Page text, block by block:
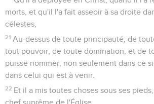
morts, et qu'il l'a fait asseoir à sa droite
célestes,
21 Au-dessus de toute principauté, de
tout pouvoir, de toute domination, et de
puisse nommer, non seulement dans ce
dans celui qui est à venir.
22 Et il a mis toutes choses sous ses
chef suprême de l'Église,